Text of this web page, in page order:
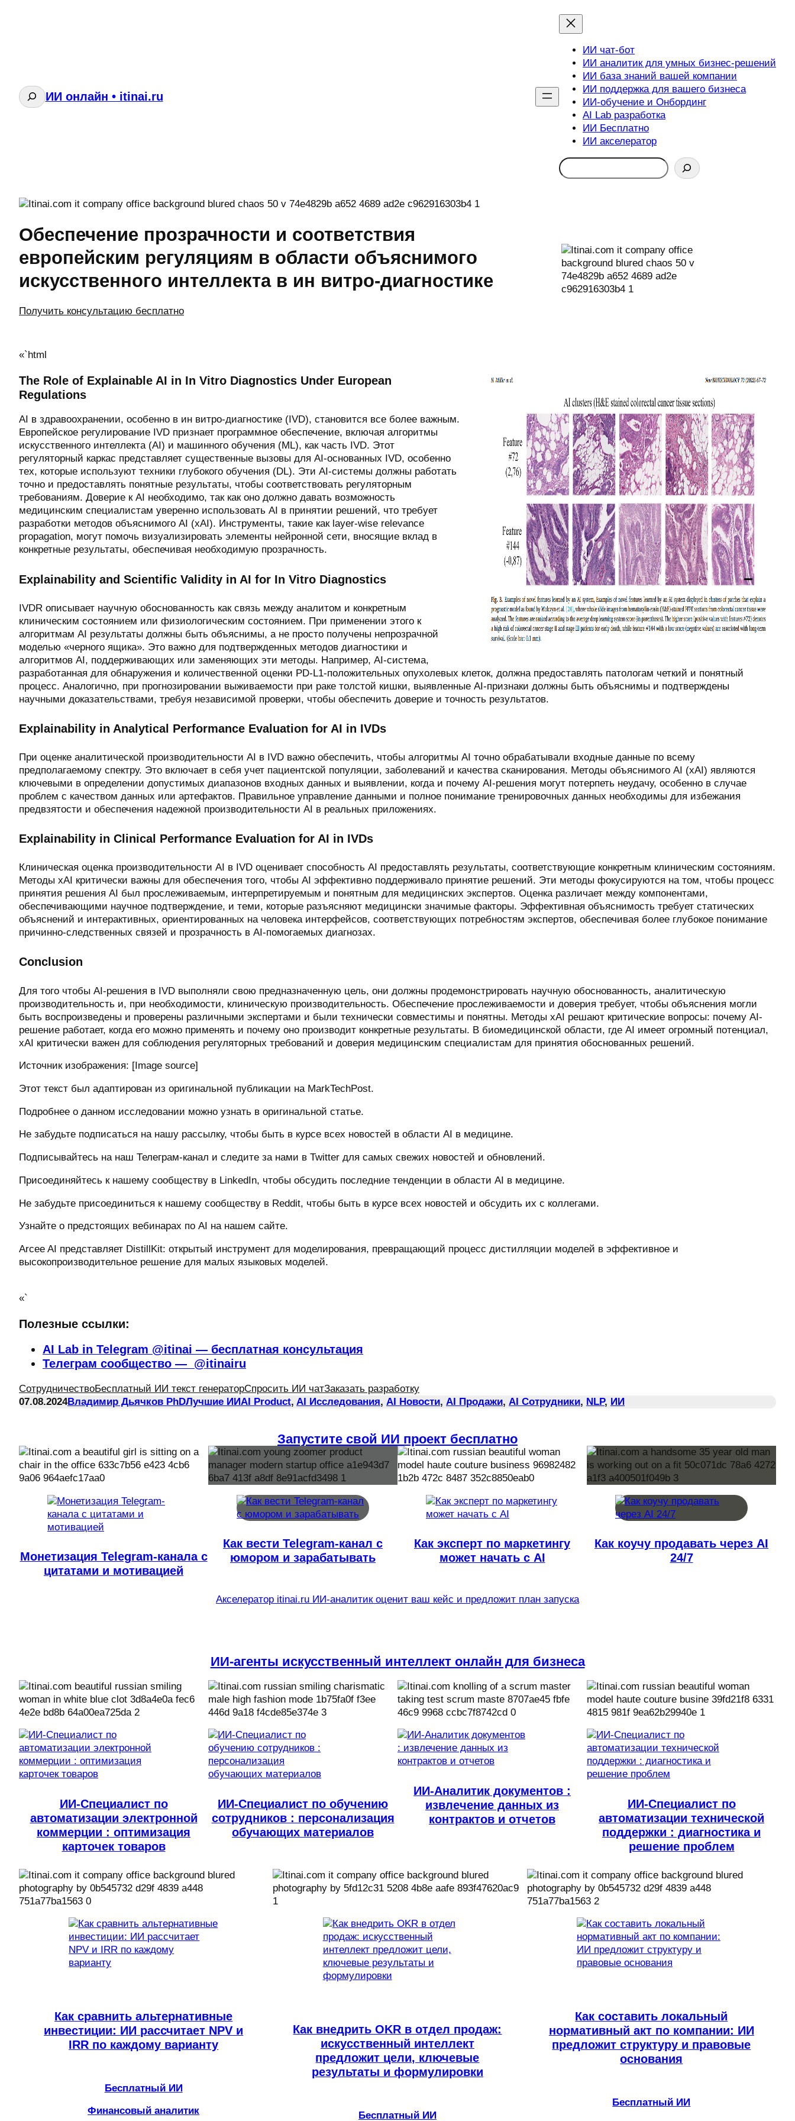
ПоискИИ онлайн • itinai.ru
ИИ чат-бот
ИИ аналитик для умных бизнес-решений
ИИ база знаний вашей компании
ИИ поддержка для вашего бизнеса
ИИ-обучение и Онбординг
AI Lab разработка
ИИ Бесплатно
ИИ акселератор
Search
Обеспечение прозрачности и соответствия
европейским регуляциям в области объяснимого
искусственного интеллекта в ин витро-диагностике
Получить консультацию бесплатно
«`html
The Role of Explainable AI in In Vitro Diagnostics Under European
Regulations
AI в здравоохранении, особенно в ин витро-диагностике (IVD), становится все более важным.
Европейское регулирование IVD признает программное обеспечение, включая алгоритмы
искусственного интеллекта (AI) и машинного обучения (ML), как часть IVD. Этот
регуляторный каркас представляет существенные вызовы для AI-основанных IVD, особенно
тех, которые используют техники глубокого обучения (DL). Эти AI-системы должны работать
точно и предоставлять понятные результаты, чтобы соответствовать регуляторным
требованиям. Доверие к AI необходимо, так как оно должно давать возможность
медицинским специалистам уверенно использовать AI в принятии решений, что требует
разработки методов объяснимого AI (xAI). Инструменты, такие как layer-wise relevance
propagation, могут помочь визуализировать элементы нейронной сети, вносящие вклад в
конкретные результаты, обеспечивая необходимую прозрачность.
Explainability and Scientific Validity in AI for In Vitro Diagnostics
IVDR описывает научную обоснованность как связь между аналитом и конкретным
клиническим состоянием или физиологическим состоянием. При применении этого к
алгоритмам AI результаты должны быть объяснимы, а не просто получены непрозрачной
моделью «черного ящика». Это важно для подтвержденных методов диагностики и
алгоритмов AI, поддерживающих или заменяющих эти методы. Например, AI-система,
разработанная для обнаружения и количественной оценки PD-L1-положительных опухолевых клеток, должна предоставлять патологам четкий и понятный
процесс. Аналогично, при прогнозировании выживаемости при раке толстой кишки, выявленные AI-признаки должны быть объяснимы и подтверждены
научными доказательствами, требуя независимой проверки, чтобы обеспечить доверие и точность результатов.
Explainability in Analytical Performance Evaluation for AI in IVDs
При оценке аналитической производительности AI в IVD важно обеспечить, чтобы алгоритмы AI точно обрабатывали входные данные по всему
предполагаемому спектру. Это включает в себя учет пациентской популяции, заболеваний и качества сканирования. Методы объяснимого AI (xAI) являются
ключевыми в определении допустимых диапазонов входных данных и выявлении, когда и почему AI-решения могут потерпеть неудачу, особенно в случае
проблем с качеством данных или артефактов. Правильное управление данными и полное понимание тренировочных данных необходимы для избежания
предвзятости и обеспечения надежной производительности AI в реальных приложениях.
Explainability in Clinical Performance Evaluation for AI in IVDs
Клиническая оценка производительности AI в IVD оценивает способность AI предоставлять результаты, соответствующие конкретным клиническим состояниям.
Методы xAI критически важны для обеспечения того, чтобы AI эффективно поддерживало принятие решений. Эти методы фокусируются на том, чтобы процесс
принятия решения AI был прослеживаемым, интерпретируемым и понятным для медицинских экспертов. Оценка различает между компонентами,
обеспечивающими научное подтверждение, и теми, которые разъясняют медицински значимые факторы. Эффективная объяснимость требует статических
объяснений и интерактивных, ориентированных на человека интерфейсов, соответствующих потребностям экспертов, обеспечивая более глубокое понимание
причинно-следственных связей и прозрачность в AI-помогаемых диагнозах.
Conclusion
Для того чтобы AI-решения в IVD выполняли свою предназначенную цель, они должны продемонстрировать научную обоснованность, аналитическую
производительность и, при необходимости, клиническую производительность. Обеспечение прослеживаемости и доверия требует, чтобы объяснения могли
быть воспроизведены и проверены различными экспертами и были технически совместимы и понятны. Методы xAI решают критические вопросы: почему AI-
решение работает, когда его можно применять и почему оно производит конкретные результаты. В биомедицинской области, где AI имеет огромный потенциал,
xAI критически важен для соблюдения регуляторных требований и доверия медицинским специалистам для принятия обоснованных решений.
Источник изображения: [Image source]
Этот текст был адаптирован из оригинальной публикации на MarkTechPost.
Подробнее о данном исследовании можно узнать в оригинальной статье.
Не забудьте подписаться на нашу рассылку, чтобы быть в курсе всех новостей в области AI в медицине.
Подписывайтесь на наш Телеграм-канал и следите за нами в Twitter для самых свежих новостей и обновлений.
Присоединяйтесь к нашему сообществу в LinkedIn, чтобы обсудить последние тенденции в области AI в медицине.
Не забудьте присоединиться к нашему сообществу в Reddit, чтобы быть в курсе всех новостей и обсудить их с коллегами.
Узнайте о предстоящих вебинарах по AI на нашем сайте.
Arcee AI представляет DistillKit: открытый инструмент для моделирования, превращающий процесс дистилляции моделей в эффективное и
высокопроизводительное решение для малых языковых моделей.
«`
Полезные ссылки:
AI Lab in Telegram @itinai — бесплатная консультация
Телеграм сообщество — @itinairu
СотрудничествоБесплатный ИИ текст генераторСпросить ИИ чатЗаказать разработку
07.08.2024Владимир Дьячков PhDЛучшие ИИAI Product, AI Исследования, AI Новости, AI Продажи, AI Сотрудники, NLP, ИИ
Запустите свой ИИ проект бесплатно
Монетизация Telegram-канала с
цитатами и мотивацией
Как вести Telegram-канал с
юмором и зарабатывать
Как эксперт по маркетингу
может начать с AI
Как коучу продавать через AI
24/7
Акселератор itinai.ru ИИ-аналитик оценит ваш кейс и предложит план запуска
ИИ-агенты искусственный интеллект онлайн для бизнеса
ИИ-Специалист по
автоматизации электронной
коммерции : оптимизация
карточек товаров
ИИ-Специалист по обучению
сотрудников : персонализация
обучающих материалов
ИИ-Аналитик документов :
извлечение данных из
контрактов и отчетов
ИИ-Специалист по
автоматизации технической
поддержки : диагностика и
решение проблем
Как сравнить альтернативные
инвестиции: ИИ рассчитает NPV и
IRR по каждому варианту
Бесплатный ИИ
Финансовый аналитик
Как внедрить OKR в отдел продаж:
искусственный интеллект
предложит цели, ключевые
результаты и формулировки
Бесплатный ИИ
Как составить локальный
нормативный акт по компании: ИИ
предложит структуру и правовые
основания
Бесплатный ИИ